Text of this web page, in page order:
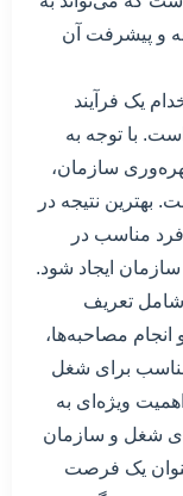
و پیشرفت آن
یک فرآیند
با توجه به
سازمان،
بهترین نتیجه در
مناسب در
ایجاد شود.
شامل تعریف
مصاحبه‌ها،
مناسب برای شغل
ویژه‌ای به
شغل و سازمان
عنوان یک فرصت